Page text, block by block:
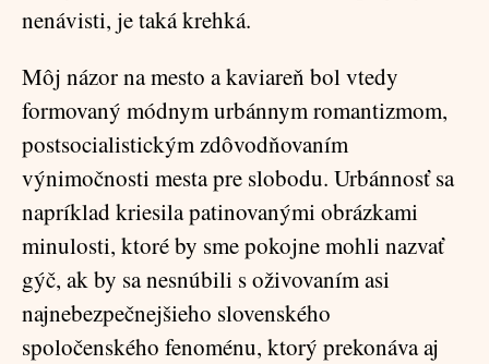
nenávisti, je taká krehká.
Môj názor na mesto a kaviareň bol vtedy
formovaný módnym urbánnym romantizmom,
postsocialistickým zdôvodňovaním
výnimočnosti mesta pre slobodu. Urbánnosť sa
napríklad kriesila patinovanými obrázkami
minulosti, ktoré by sme pokojne mohli nazvať
gýč, ak by sa nesnúbili s oživovaním asi
najnebezpečnejšieho slovenského
spoločenského fenoménu, ktorý prekonáva aj